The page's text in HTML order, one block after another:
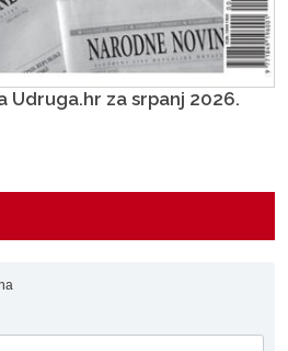
Udruga.hr za srpanj 2026.